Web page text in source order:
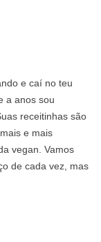
e caí no teu
a anos sou
receitinhas são
e mais
vegan. Vamos
de cada vez, mas